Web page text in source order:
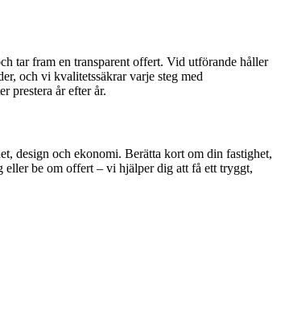
tar fram en transparent offert. Vid utförande håller
och vi kvalitetssäkrar varje steg med
prestera år efter år.
design och ekonomi. Berätta kort om din fastighet,
be om offert – vi hjälper dig att få ett tryggt,